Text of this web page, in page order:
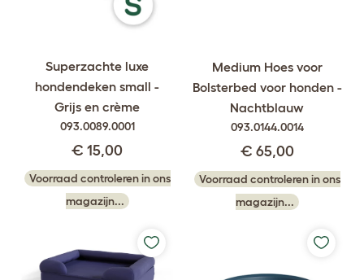
Superzachte luxe
hondendeken small -
Grijs en crème
093.0089.0001
€ 15,00
Voorraad controleren in ons
magazijn...
Medium Hoes voor
Bolsterbed voor honden -
Nachtblauw
093.0144.0014
€ 65,00
Voorraad controleren in ons
magazijn...